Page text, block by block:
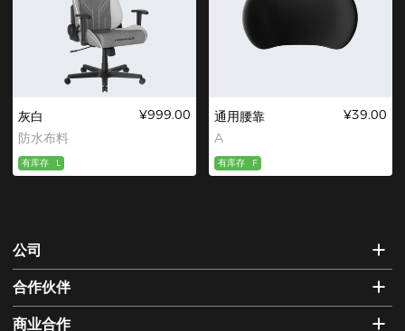
灰白
防水布料
¥999.00
有库存 L
通用腰靠
A
¥39.00
有库存 F
公司
合作伙伴
商业合作